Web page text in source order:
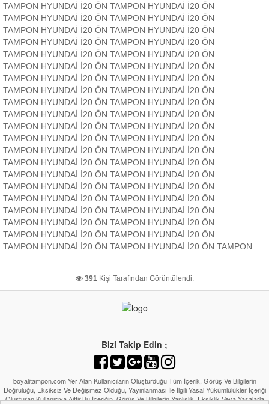
TAMPON HYUNDAİ İ20 ÖN TAMPON HYUNDAİ İ20 ÖN
TAMPON HYUNDAİ İ20 ÖN TAMPON HYUNDAİ İ20 ÖN
TAMPON HYUNDAİ İ20 ÖN TAMPON HYUNDAİ İ20 ÖN
TAMPON HYUNDAİ İ20 ÖN TAMPON HYUNDAİ İ20 ÖN
TAMPON HYUNDAİ İ20 ÖN TAMPON HYUNDAİ İ20 ÖN
TAMPON HYUNDAİ İ20 ÖN TAMPON HYUNDAİ İ20 ÖN
TAMPON HYUNDAİ İ20 ÖN TAMPON HYUNDAİ İ20 ÖN
TAMPON HYUNDAİ İ20 ÖN TAMPON HYUNDAİ İ20 ÖN
TAMPON HYUNDAİ İ20 ÖN TAMPON HYUNDAİ İ20 ÖN
TAMPON HYUNDAİ İ20 ÖN TAMPON HYUNDAİ İ20 ÖN
TAMPON HYUNDAİ İ20 ÖN TAMPON HYUNDAİ İ20 ÖN
TAMPON HYUNDAİ İ20 ÖN TAMPON HYUNDAİ İ20 ÖN
TAMPON HYUNDAİ İ20 ÖN TAMPON HYUNDAİ İ20 ÖN
TAMPON HYUNDAİ İ20 ÖN TAMPON HYUNDAİ İ20 ÖN
TAMPON HYUNDAİ İ20 ÖN TAMPON HYUNDAİ İ20 ÖN
TAMPON HYUNDAİ İ20 ÖN TAMPON HYUNDAİ İ20 ÖN
TAMPON HYUNDAİ İ20 ÖN TAMPON HYUNDAİ İ20 ÖN
TAMPON HYUNDAİ İ20 ÖN TAMPON HYUNDAİ İ20 ÖN
TAMPON HYUNDAİ İ20 ÖN TAMPON HYUNDAİ İ20 ÖN
TAMPON HYUNDAİ İ20 ÖN TAMPON HYUNDAİ İ20 ÖN
TAMPON HYUNDAİ İ20 ÖN TAMPON HYUNDAİ İ20 ÖN TAMPON
391Kişi Tarafından Görüntülendi.
Bizi Takip Edin ;
boyalitampon.com Yer Alan Kullanıcıların Oluşturduğu Tüm İçerik, Görüş Ve Bilgilerin
Doğruluğu, Eksiksiz Ve Değişmez Olduğu, Yayınlanması İle İlgili Yasal Yükümlülükler İçeriği
Oluşturan Kullanıcıya Aittir.Bu İçeriğin, Görüş Ve Bilgilerin Yanlışlık, Eksiklik Veya Yasalarla